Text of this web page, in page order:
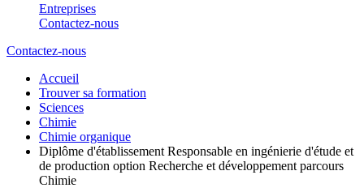
Entreprises
Contactez-nous
Contactez-nous
Accueil
Trouver sa formation
Sciences
Chimie
Chimie organique
Diplôme d'établissement Responsable en ingénierie d'étude et
de production option Recherche et développement parcours
Chimie